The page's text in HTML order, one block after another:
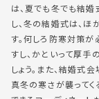
は、夏でも冬でも結婚
し、冬の結婚式は、
す。何しろ防寒対策が
すし、かといって厚手
しょう。また、結婚式
真冬の寒さが襲って